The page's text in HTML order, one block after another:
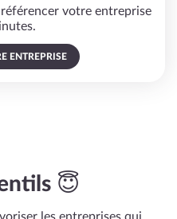
votre entreprise
ENTREPRISE
😇